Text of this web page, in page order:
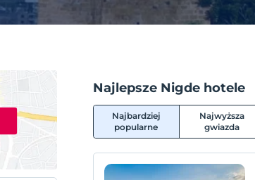
Najlepsze Nigde hotele
Najbardziej
popularne
Najwyższa
gwiazda